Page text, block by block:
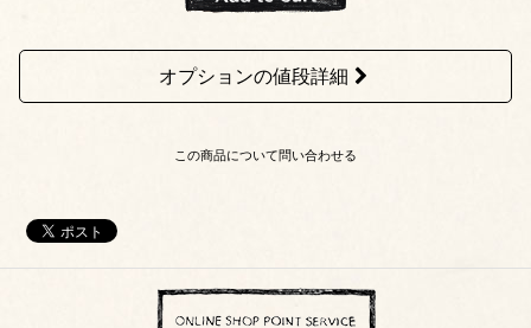
オプションの値段詳細
この商品について問い合わせる